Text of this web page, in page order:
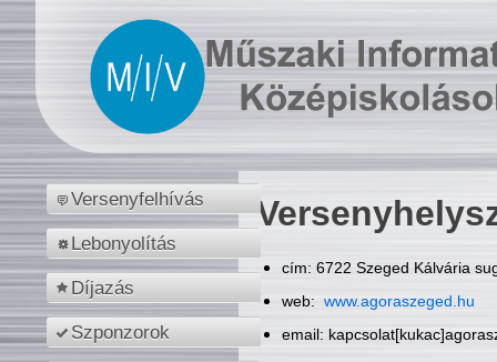
Versenyfelhívás
Lebonyolítás
Díjazás
Szponzorok
cím: 6722 Szeged Kálvária
web: www.agoraszeged.hu
email: